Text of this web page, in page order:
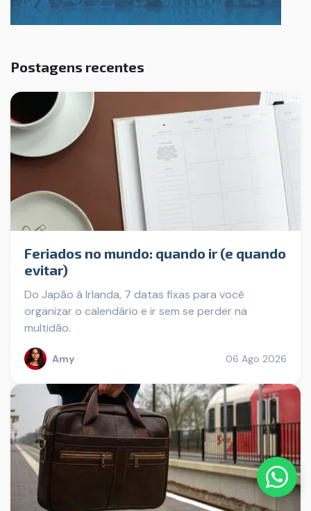
Postagens recentes
Feriados no mundo: quando ir (e quando
evitar)
Do Japão à Irlanda, 7 datas fixas para você
organizar o calendário e ir sem se perder na
multidão.
Amy 06 Ago 2026